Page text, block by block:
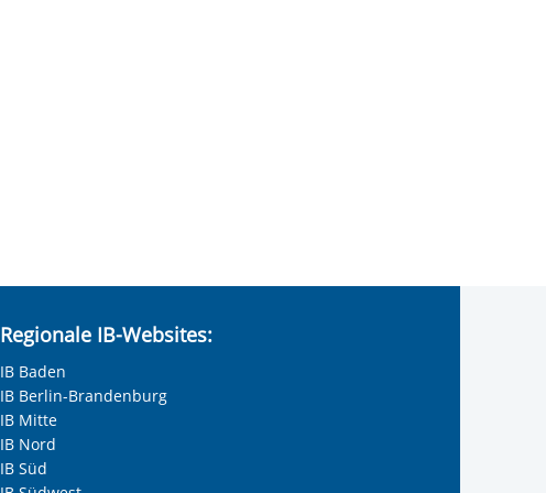
Regionale IB-Websites:
IB Baden
IB Berlin-Brandenburg
IB Mitte
IB Nord
IB Süd